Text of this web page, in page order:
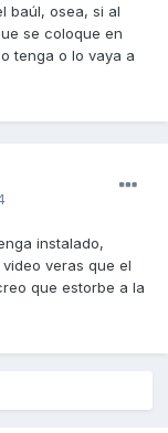
baúl, osea, si al
se coloque en
tenga o lo vaya a
instalado,
veras que el
que estorbe a la